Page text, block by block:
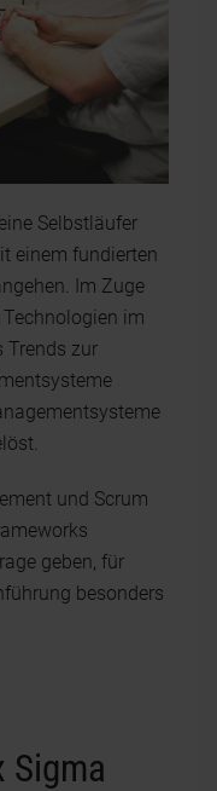
Selbstläufer
einem fundierten
Im Zuge
im
Trends zur
und Scrum
geben, für
besonders
Sigma